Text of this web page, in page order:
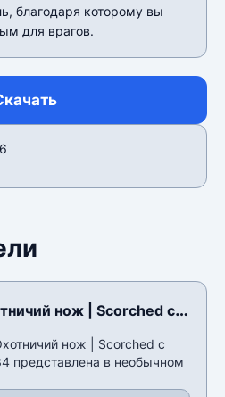
благодаря которому вы
для врагов.
нож | Scorched с
нож | Scorched с
представлена в необычном